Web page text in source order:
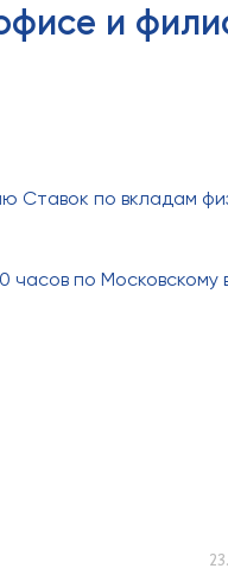
и
по вкладам
часов по Московскому